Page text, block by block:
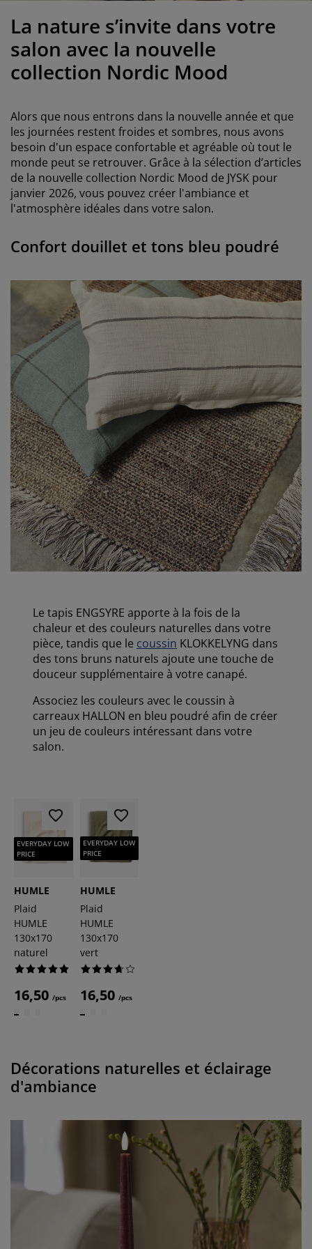
robes
de chambre à coucher
enfant
entretien meubles
pour vitrage
d'extérieur
d’enfant
pour animaux de compagnie
La nature s’invite dans votre
salon avec la nouvelle
collection Nordic Mood
Alors que nous entrons dans la nouvelle année et que
les journées restent froides et sombres, nous avons
besoin d'un espace confortable et agréable où tout le
monde peut se retrouver. Grâce à la sélection d’articles
de la nouvelle collection Nordic Mood de JYSK pour
janvier 2026, vous pouvez créer l'ambiance et
l'atmosphère idéales dans votre salon.
Confort douillet et tons bleu poudré
Le tapis ENGSYRE apporte à la fois de la
chaleur et des couleurs naturelles dans votre
pièce, tandis que le coussin KLOKKELYNG dans
des tons bruns naturels ajoute une touche de
douceur supplémentaire à votre canapé.
Associez les couleurs avec le coussin à
carreaux HALLON en bleu poudré afin de créer
un jeu de couleurs intéressant dans votre
salon.
EVERYDAY LOW
PRICE
HUMLE
Plaid
HUMLE
130x170
naturel
16,50 /pcs
EVERYDAY LOW
PRICE
HUMLE
Plaid
HUMLE
130x170
vert
16,50 /pcs
Décorations naturelles et éclairage
d'ambiance